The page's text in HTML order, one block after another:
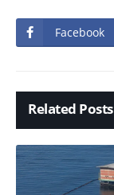
Facebook
Related Posts